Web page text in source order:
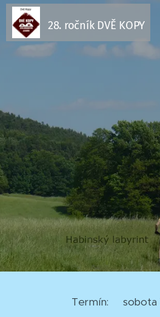
28. ročník DVĚ KOPY
Termín: sobota